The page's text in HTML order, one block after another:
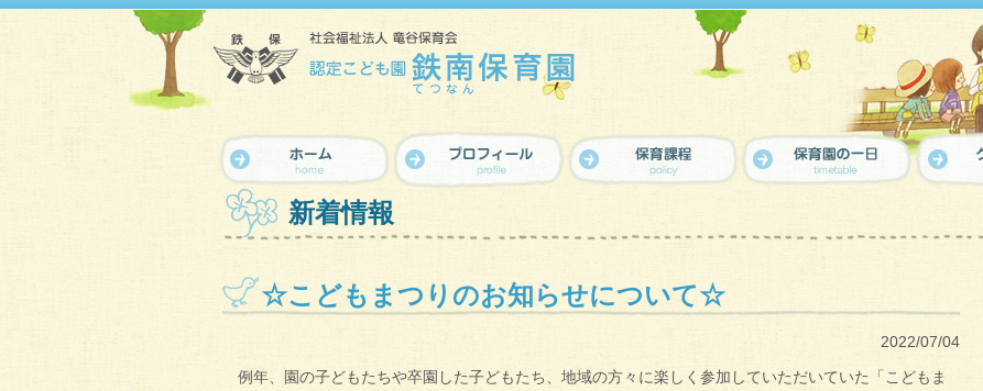
新着情報
☆こどもまつりのお知らせについて☆
2022/07/04
例年、園の子どもたちや卒園した子どもたち、地域の方々に楽しく参加していただいていた「こどもま